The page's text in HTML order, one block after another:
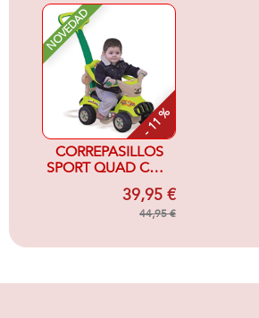
NOVEDAD
- 11 %
CORREPASILLOS
SPORT QUAD CON
6 FUNCIONES
39,95 €
44,95 €